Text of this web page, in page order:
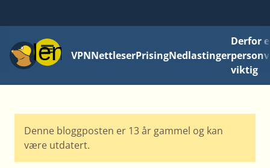
MenyVPNNettleserPrisingNedlastinger
Derfor
viktig
Denne bloggposten er 13 år gammel og kan
være utdatert.